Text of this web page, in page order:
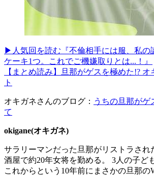
▶人気回を読む『不倫相手には服、私の
ケーキ1つ。これでご機嫌取りとは...！』
【まとめ読み】旦那がゲスを極めた!?
ト
オキガネさんのブログ： うちの旦那がゲ
て
okigane(オキガネ)
サラリーマンだった旦那がリストラされ
酒屋で約20年女将を勤める。 3人の子ど
これからという10年前にまさかの旦那の